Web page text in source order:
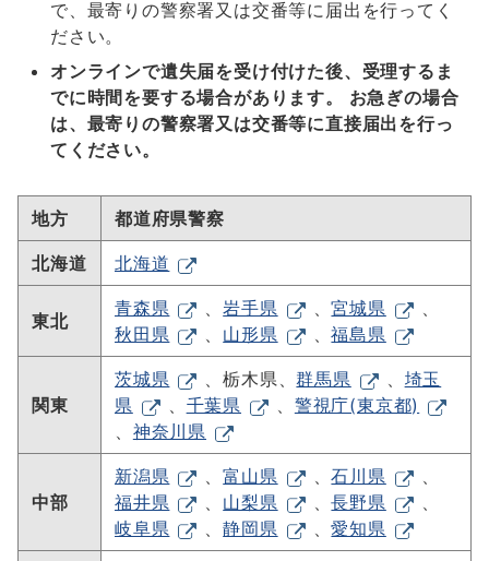
で、最寄りの警察署又は交番等に届出を行ってく
ださい。
オンラインで遺失届を受け付けた後、受理するま
でに時間を要する場合があります。 お急ぎの場合
は、最寄りの警察署又は交番等に直接届出を行っ
てください。
地方 都道府県警察
北海道 北海道
東北
青森県 、岩手県 、宮城県
、
秋田県
、 山形県 、福島県
関東
茨城県 、栃木県、群馬県 、 埼玉
県
、 千葉県 、 警視庁(東京都)
、 神奈川県
中部
新潟県 、富山県 、石川県
、
福井県
、 山梨県 、長野県
、
岐阜県
、静岡県 、愛知県